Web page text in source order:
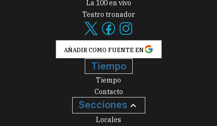
La 100 en vivo
Teatro tronador
AÑADIR COMO FUENTE EN
Tiempo
Tiempo
Contacto
Secciones
Locales